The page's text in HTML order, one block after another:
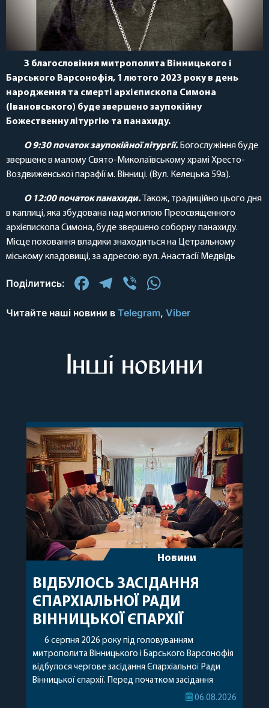
З благословіння митрополита Вінницького і
Барського Варсонофія, 1 лютого 2023 року в день
народження та смерті архієпископа Симона
(Івановського) буде звершено заупокійну
Божественну літургію та панахиду.
О 9:30 початок заупокійної літургії. Богослужіння буде
звершене в малому Свято-Миколаївському храмі Хресто-
Воздвиженської парафії м. Вінниці. (Вул. Келецька 59а).
О 12:00 початок панахиди. Також, традиційно цього дня
в каплиці, яка збудована над могилою Преосвященного
архієпископа Симона, буде звершено соборну панахиду.
Місце поховання владики знаходиться на Цетральному
міському кладовищі, за адресою: вул. Анастасії Медвідь
Поділитись: Facebook
Telegram
Viber
Читайте наші новини в Telegram, Viber
Інші новини
Новини
ВІДБУЛОСЬ ЗАСІДАННЯ
ЄПАРХІАЛЬНОЇ РАДИ
ВІННИЦЬКОЇ ЄПАРХІЇ
6 серпня 2026 року під головуванням
митрополита Вінницького і Барського Варсонофія
відбулося чергове засідання Єпархіальної Ради
Вінницької єпархії. Перед початком засідання
секретар Єпархіальної Ради від імені членів Ради
06.08.2026